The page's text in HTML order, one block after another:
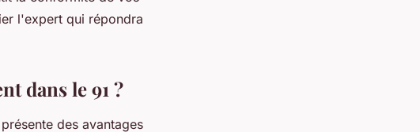
l'expert qui répondra
dans le 91 ?
des avantages